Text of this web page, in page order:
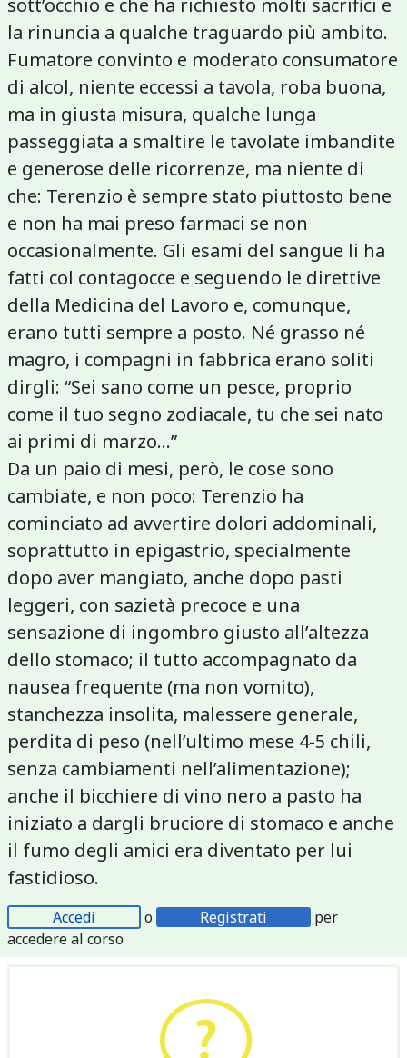
la rinuncia a qualche traguardo più ambito.
Fumatore convinto e moderato consumatore
di alcol, niente eccessi a tavola, roba buona,
ma in giusta misura, qualche lunga
passeggiata a smaltire le tavolate imbandite
e generose delle ricorrenze, ma niente di
che: Terenzio è sempre stato piuttosto bene
e non ha mai preso farmaci se non
occasionalmente. Gli esami del sangue li ha
fatti col contagocce e seguendo le direttive
della Medicina del Lavoro e, comunque,
erano tutti sempre a posto. Né grasso né
magro, i compagni in fabbrica erano soliti
dirgli: “Sei sano come un pesce, proprio
come il tuo segno zodiacale, tu che sei nato
ai primi di marzo...”
Da un paio di mesi, però, le cose sono
cambiate, e non poco: Terenzio ha
cominciato ad avvertire dolori addominali,
soprattutto in epigastrio, specialmente
dopo aver mangiato, anche dopo pasti
leggeri, con sazietà precoce e una
sensazione di ingombro giusto all’altezza
dello stomaco; il tutto accompagnato da
nausea frequente (ma non vomito),
stanchezza insolita, malessere generale,
perdita di peso (nell’ultimo mese 4-5 chili,
senza cambiamenti nell’alimentazione);
anche il bicchiere di vino nero a pasto ha
iniziato a dargli bruciore di stomaco e anche
il fumo degli amici era diventato per lui
fastidioso.
Accedi o Registrati
per
accedere al corso